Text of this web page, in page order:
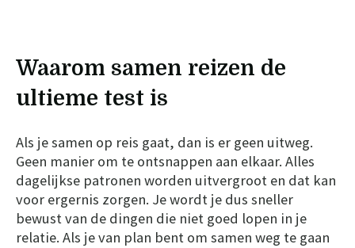
Waarom samen reizen de
ultieme test is
Als je samen op reis gaat, dan is er geen uitweg.
Geen manier om te ontsnappen aan elkaar. Alles
dagelijkse patronen worden uitvergroot en dat kan
voor ergernis zorgen. Je wordt je dus sneller
bewust van de dingen die niet goed lopen in je
relatie. Als je van plan bent om samen weg te gaan